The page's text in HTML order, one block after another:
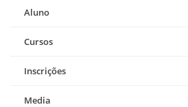
Aluno
Cursos
Inscrições
Media